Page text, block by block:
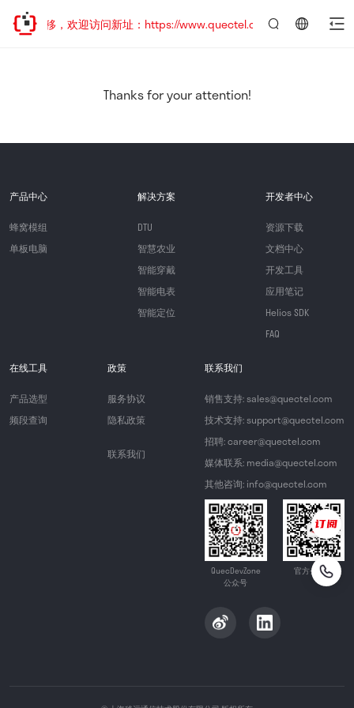
址已迁移，欢迎访问新址：https://www.quectel.com.cn
Thanks for your attention!
产品中心
蜂窝模组
单板电脑
解决方案
DTU
智慧农业
智能穿戴
智能电表
智能定位
开发者中心
资源下载
文档中心
开发工具
应用笔记
Helios SDK
FAQ
在线工具
产品选型
频段查询
政策
服务协议
隐私政策
联系我们
联系我们
销售支持: sales@quectel.com
技术支持: support@quectel.com
招聘: career@quectel.com
媒体联系: media@quectel.com
其他咨询: info@quectel.com
QuecDevZone
公众号
官方公众号